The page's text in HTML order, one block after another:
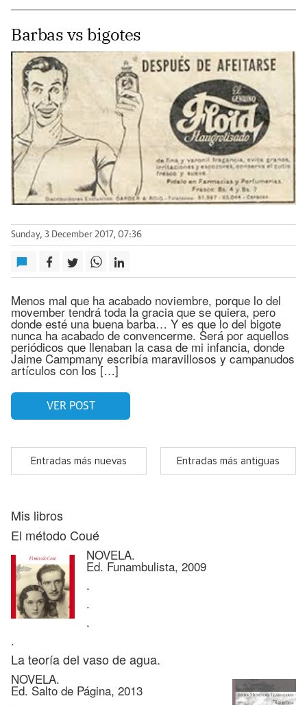
Barbas vs bigotes
Sunday, 3 December 2017, 07:36
Menos mal que ha acabado noviembre, porque lo del
movember tendrá toda la gracia que se quiera, pero
donde esté una buena barba… Y es que lo del bigote
nunca ha acabado de convencerme. Será por aquellos
periódicos que llenaban la casa de mi infancia, donde
Jaime Campmany escribía maravillosos y campanudos
artículos con los […]
VER POST
Entradas más nuevas Entradas más antiguas
Mis libros
El método Coué
NOVELA.
Ed. Funambulista, 2009
.
.
.
.
La teoría del vaso de agua.
NOVELA.
Ed. Salto de Página, 2013